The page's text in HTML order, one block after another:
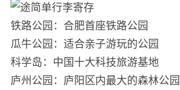
铁路公园：合肥首座铁路公园
瓜牛公园：适合亲子游玩的公园
科学岛：中国十大科技旅游基地️
庐州公园：庐阳区内最大的森林公园